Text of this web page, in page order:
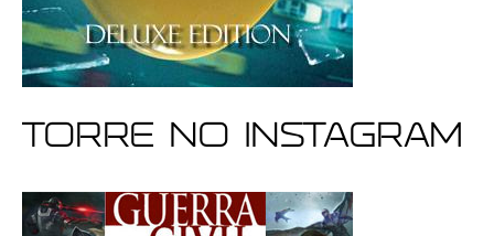
Torre no Instagram